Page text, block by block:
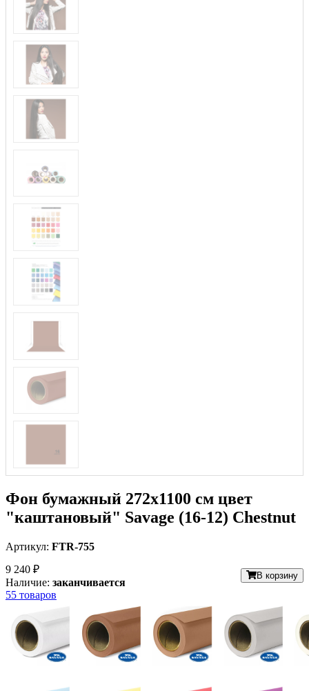
Фон бумажный 272x1100 см цвет
"каштановый" Savage (16-12) Chestnut
Артикул: FTR-755
9 240 ₽
Наличие: заканчивается
В корзину
55 товаров